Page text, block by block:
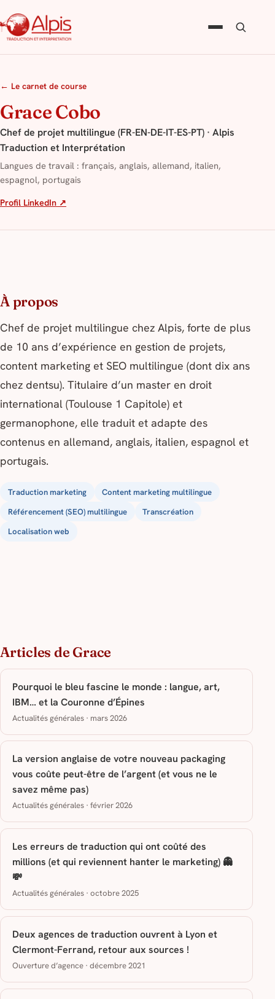
← Le carnet de course
Grace Cobo
Chef de projet multilingue (FR-EN-DE-IT-ES-PT) · Alpis
Traduction et Interprétation
Langues de travail : français, anglais, allemand, italien,
espagnol, portugais
Profil LinkedIn ↗
À propos
Chef de projet multilingue chez Alpis, forte de plus
de 10 ans d’expérience en gestion de projets,
content marketing et SEO multilingue (dont dix ans
chez dentsu). Titulaire d’un master en droit
international (Toulouse 1 Capitole) et
germanophone, elle traduit et adapte des
contenus en allemand, anglais, italien, espagnol et
portugais.
Traduction marketing
Content marketing multilingue
Référencement (SEO) multilingue
Transcréation
Localisation web
Articles de Grace
Pourquoi le bleu fascine le monde : langue, art,
IBM… et la Couronne d’Épines
Actualités générales · mars 2026
La version anglaise de votre nouveau packaging
vous coûte peut-être de l’argent (et vous ne le
savez même pas)
Actualités générales · février 2026
Les erreurs de traduction qui ont coûté des
millions (et qui reviennent hanter le marketing) 👻
💸
Actualités générales · octobre 2025
Deux agences de traduction ouvrent à Lyon et
Clermont-Ferrand, retour aux sources !
Ouverture d’agence · décembre 2021